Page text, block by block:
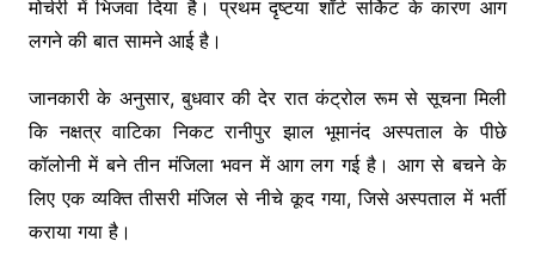
मोर्चरी में भिजवा दिया है। प्रथम दृष्टया शॉर्ट सर्किट के कारण आग
लगने की बात सामने आई है।
जानकारी के अनुसार, बुधवार की देर रात कंट्रोल रूम से सूचना मिली
कि नक्षत्र वाटिका निकट रानीपुर झाल भूमानंद अस्पताल के पीछे
कॉलोनी में बने तीन मंजिला भवन में आग लग गई है। आग से बचने के
लिए एक व्यक्ति तीसरी मंजिल से नीचे कूद गया, जिसे अस्पताल में भर्ती
कराया गया है।